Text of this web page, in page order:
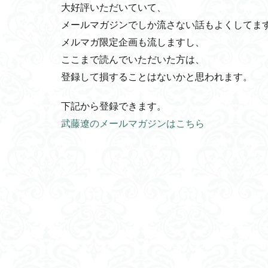
大好評いただいていて、
メールマガジンでしか流さない話もよくしてま
メルマガ限定企画も流しますし、
ここまで読んでいただいた方は、
登録して損することはないかと思われます。
下記から登録できます。
武藤遼のメールマガジンはこちら